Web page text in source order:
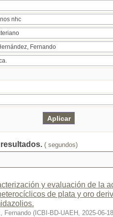
( segundos)
y evaluación de la
de plata y oro
Fernando ( ICBI-BD-UAEH , 2025-06-18